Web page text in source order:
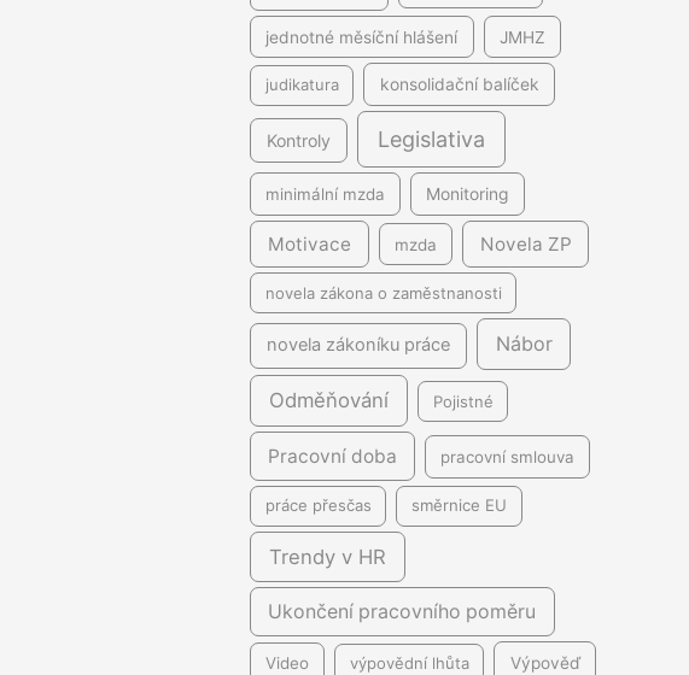
jednotné měsíční hlášení JMHZ
judikatura konsolidační balíček
Kontroly Legislativa
minimální mzda Monitoring
Motivace mzda Novela ZP
novela zákona o zaměstnanosti
novela zákoníku práce Nábor
Odměňování Pojistné
Pracovní doba pracovní smlouva
práce přesčas směrnice EU
Trendy v HR
Ukončení pracovního poměru
Video výpovědní lhůta Výpověď